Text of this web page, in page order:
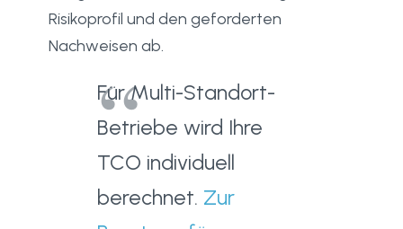
Risikoprofil und den geforderten
Nachweisen ab.
Für Multi-Standort-
Betriebe wird Ihre
TCO individuell
berechnet. Zur